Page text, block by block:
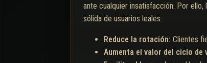
ante cualquier insatisfacción. Por
sólida de usuarios leales.
Reduce la rotación: Clientes
Aumenta el valor del ciclo de